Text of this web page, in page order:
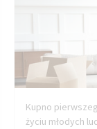
Kupno
życiu młodych